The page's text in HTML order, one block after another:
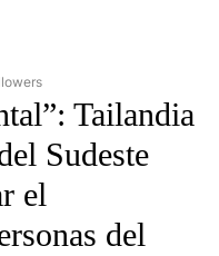
SPANISH" TO RECEIVE
Tailandia
Sudeste
el
del